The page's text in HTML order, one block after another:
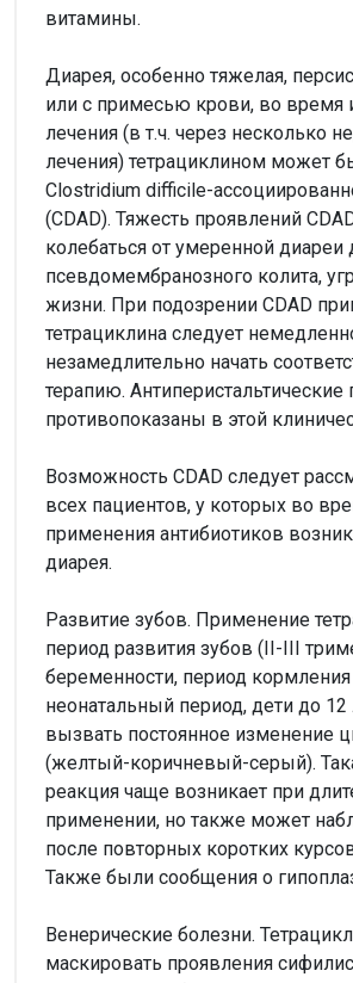
витамины.
Диарея, особенно тяжелая,
или с примесью крови, во время
лечения (в т.ч. через несколько
лечения) тетрациклином может
Clostridium difficile-
(CDAD). Тяжесть проявлений
колебаться от умеренной диареи
псевдомембранозного колита,
жизни. При подозрении CDAD
тетрациклина следует
незамедлительно начать
терапию. Антиперистальтические
противопоказаны в этой
Возможность CDAD следует
всех пациентов, у которых во
применения антибиотиков
диарея.
Развитие зубов. Применение
период развития зубов (II-III
беременности, период
неонатальный период, дети до
вызвать постоянное изменение
(желтый-коричневый-серый).
реакция чаще возникает при
применении, но также может
после повторных коротких
Также были сообщения о
Венерические болезни.
маскировать проявления